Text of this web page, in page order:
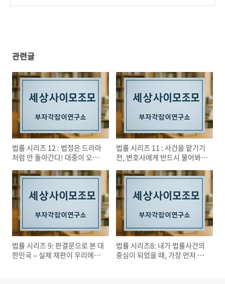
관련글
법률 시리즈 12 : 법정은 드라마
처럼 안 돌아간다! 대중이 오해
법률 시리즈 11 : 사건을 맡기기
전, 변호사에게 반드시 물어봐야
는 것
법률 시리즈 9: 판결문으로 본 대
한민국 – 실제 재판이 우리에게
법률 시리즈8: 내가 법률사건의
중심이 되었을 때, 가장 먼저 떠